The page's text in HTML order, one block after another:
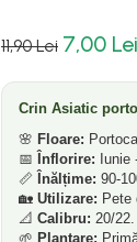
11,90 Lei 7,00 Lei
Crin Asiatic
🌸 Floare:
📅
Înflorire: Iunie
📏 Înălțime: 90-
🏡 Utilizare: Pete
📐 Calibru: 20/22.
🌱 Plantare: